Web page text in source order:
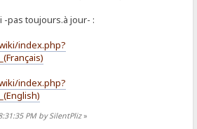
-pas toujours.à jour- :
index.php?
index.php?
PM by SilentPliz»